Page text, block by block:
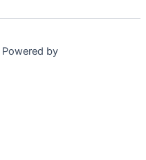
by